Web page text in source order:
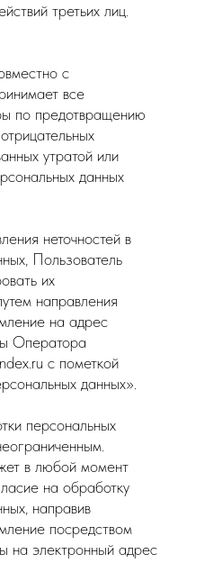
третьих лиц.
с
все
по предотвращению
утратой или
данных
неточностей в
Пользователь
их
направления
на адрес
Оператора
с пометкой
данных».
персональных
в любой момент
на обработку
направив
посредством
на электронный адрес